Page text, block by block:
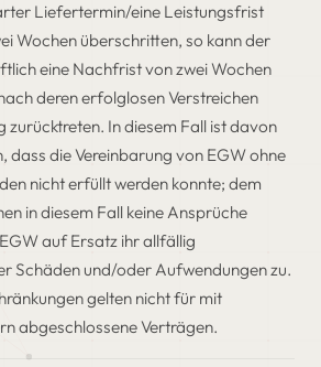
Liefertermin/eine Leistungsfrist
Wochen überschritten, so kann der
eine Nachfrist von zwei Wochen
deren erfolglosen Verstreichen
zurücktreten. In diesem Fall ist davon
dass die Vereinbarung von EGW ohne
nicht erfüllt werden konnte; dem
in diesem Fall keine Ansprüche
auf Ersatz ihr allfällig
Schäden und/oder Aufwendungen zu.
gelten nicht für mit
abgeschlossene Verträgen.